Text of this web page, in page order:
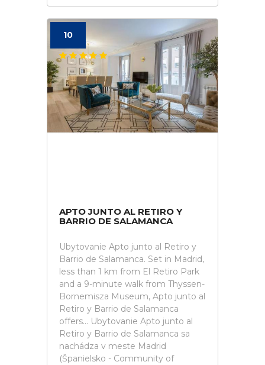
10
APTO JUNTO AL RETIRO Y
BARRIO DE SALAMANCA
Ubytovanie Apto junto al Retiro y
Barrio de Salamanca. Set in Madrid,
less than 1 km from El Retiro Park
and a 9-minute walk from Thyssen-
Bornemisza Museum, Apto junto al
Retiro y Barrio de Salamanca
offers... Ubytovanie Apto junto al
Retiro y Barrio de Salamanca sa
nachádza v meste Madrid
(Španielsko - Community of